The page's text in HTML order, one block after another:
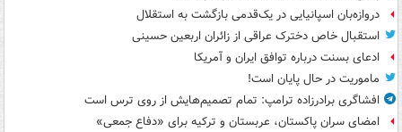
دروازه‌بان اسپانیایی در یک‌قدمی بازگشت به استقلال
استقبال خاص دخترک عراقی از زائران اربعین حسینی
ادعای بسنت درباره توافق ایران و آمریکا
ماموریت در حال پایان است!
افشاگری برادرزاده ترامپ: تمام تصمیم‌هایش از روی ترس است
امضای سران پاکستان، عربستان و ترکیه برای «دفاع جمعی»